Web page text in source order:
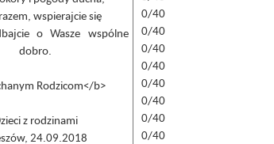
0/40
0/40
0/40
0/40
0/40
0/40
0/40
0/40